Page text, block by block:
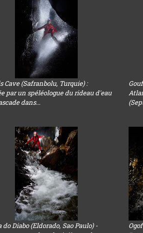
Cave (Safranbolu, Turquie) :
par un spéléologue du rideau d'eau
dans...
do Diabo (Eldorado, Sao Paulo) -